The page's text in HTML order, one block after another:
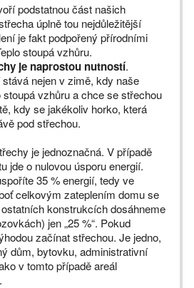
podstatnou část našich
úplně tou nejdůležitější
je fakt podpořený přírodními
stoupá vzhůru.
je naprostou nutností.
nejen v zimě, kdy naše
vzhůru a chce se střechou
kdy se jakékoliv horko, která
pod střechou.
je jednoznačná. V případě
jde o nulovou úsporu energií.
35 % energií, tedy ve
celkovým zateplením domu se
konstrukcích dosáhneme
jen „25 %“. Pokud
začínat střechou. Je jedno,
dům, bytovku, administrativní
v tomto případě areál